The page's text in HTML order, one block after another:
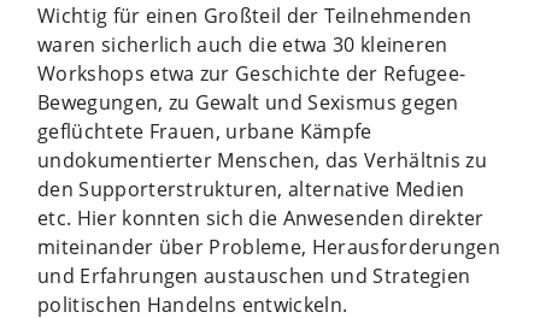
Wichtig für einen Großteil der Teilnehmenden
waren sicherlich auch die etwa 30 kleineren
Workshops etwa zur Geschichte der Refugee-
Bewegungen, zu Gewalt und Sexismus gegen
geflüchtete Frauen, urbane Kämpfe
undokumentierter Menschen, das Verhältnis zu
den Supporterstrukturen, alternative Medien
etc. Hier konnten sich die Anwesenden direkter
miteinander über Probleme, Herausforderungen
und Erfahrungen austauschen und Strategien
politischen Handelns entwickeln.